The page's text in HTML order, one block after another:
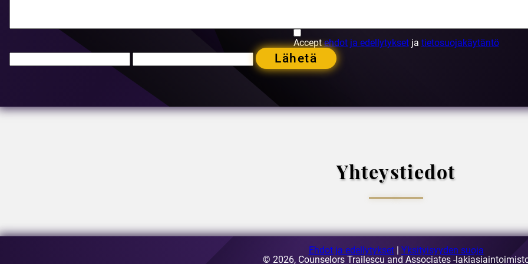
Acceptehdot ja edellytyksetja tietosuojakäytäntö
Lähetä
Yhteystiedot
63-69 Buzesti Street, rakennus A3, 5. kerros, sektori 1, Bukarest, RomaniaEhdot ja edellytykset| Yksityisyyden suoja
© 2026, Counselors Trailescu and Associates -